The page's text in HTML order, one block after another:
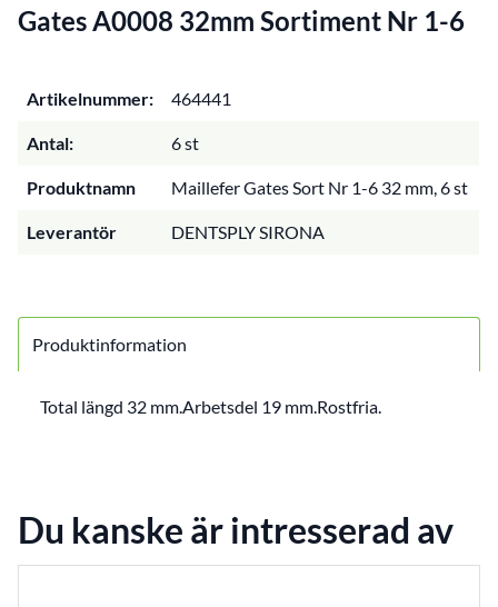
Gates A0008 32mm Sortiment Nr 1-6
Artikelnummer: 464441
Antal: 6 st
Produktnamn Maillefer Gates Sort Nr 1-6 32 mm, 6 st
Leverantör DENTSPLY SIRONA
Produktinformation
Total längd 32 mm.Arbetsdel 19 mm.Rostfria.
Du kanske är intresserad av